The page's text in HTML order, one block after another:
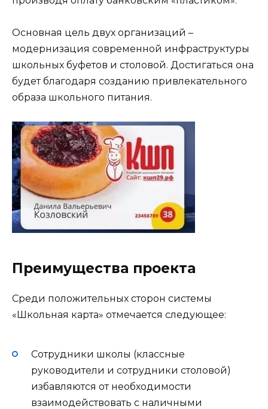
Основная цель двух организаций –
модернизация современной инфраструктуры
школьных буфетов и столовой. Достигаться она
будет благодаря созданию привлекательного
образа школьного питания.
Преимущества проекта
Среди положительных сторон системы
«Школьная карта» отмечается следующее:
Сотрудники школы (классные
руководители и сотрудники столовой)
избавляются от необходимости
взаимодействовать с наличными